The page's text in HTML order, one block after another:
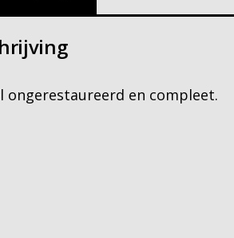
ongerestaureerd en compleet.